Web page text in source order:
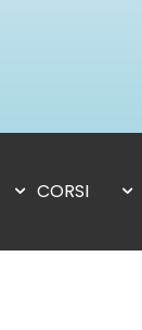
CORSI